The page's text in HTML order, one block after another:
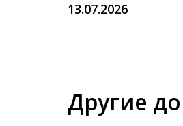
13.07.2026
Другие